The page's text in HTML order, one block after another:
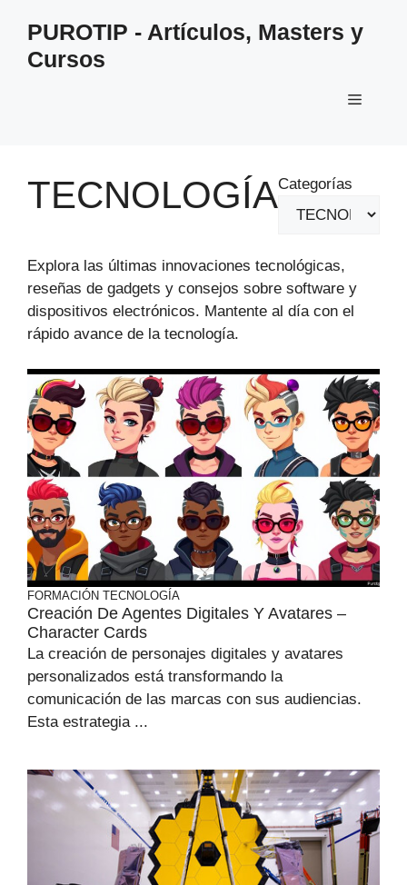
contenido
PUROTIP - Artículos, Masters y
Cursos
Menú
TECNOLOGÍACategorías
Explora las últimas innovaciones tecnológicas,
reseñas de gadgets y consejos sobre software y
dispositivos electrónicos. Mantente al día con el
rápido avance de la tecnología.
FORMACIÓN TECNOLOGÍA
Creación De Agentes Digitales Y Avatares –
Character Cards
La creación de personajes digitales y avatares
personalizados está transformando la
comunicación de las marcas con sus audiencias.
Esta estrategia ...